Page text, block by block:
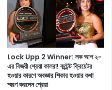
Lock Upp 2 Winner: লক আপ ২-
এর বিজয়ী শ্রেয়া কালরা! কন্টেন্ট ক্রিয়েটর
হওয়ার কারণে অবজ্ঞার শিকার হওয়ার কথা
স্মরণ করলেন শ্রেয়া